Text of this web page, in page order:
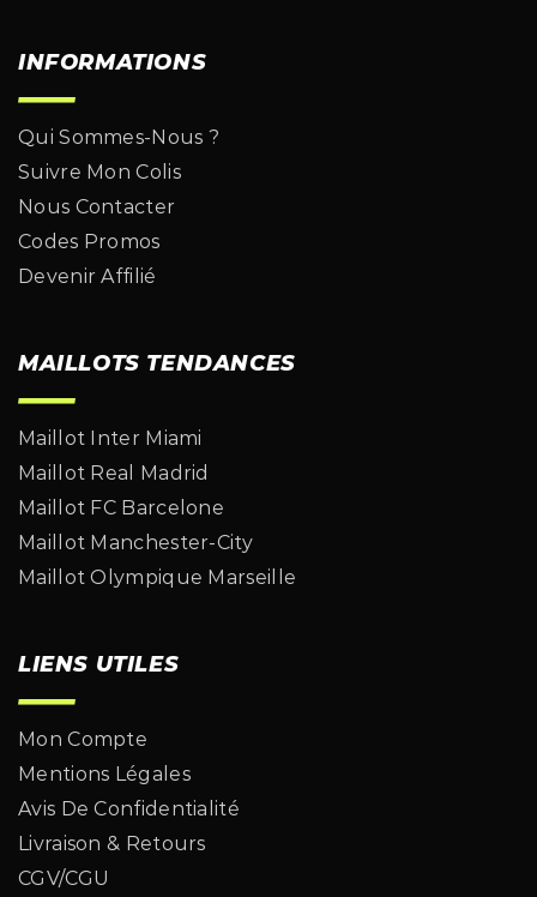
INFORMATIONS
Qui Sommes-Nous ?
Suivre Mon Colis
Nous Contacter
Codes Promos
Devenir Affilié
MAILLOTS TENDANCES
Maillot Inter Miami
Maillot Real Madrid
Maillot FC Barcelone
Maillot Manchester-City
Maillot Olympique Marseille
LIENS UTILES
Mon Compte
Mentions Légales
Avis De Confidentialité
Livraison & Retours
CGV/CGU